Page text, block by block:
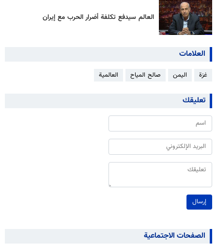
العالم سيدفع تكلفة أضرار الحرب مع إيران
العلامات
غزة اليمن صالح المياح العالمية
تعليقك
إرسال
الصفحات الاجتماعية